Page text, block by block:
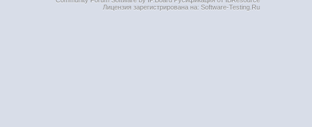
Лицензия зарегистрирована на: Software-Testing.Ru